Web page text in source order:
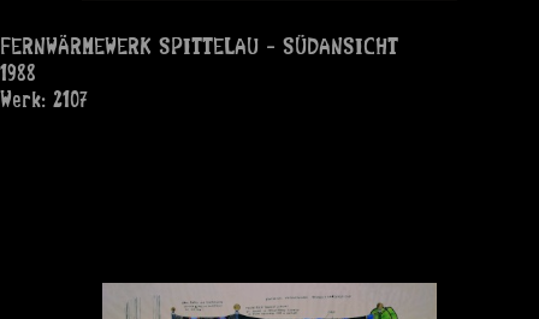
FERNWÄRMEWERK SPITTELAU - SÜDANSICHT
1988
Werk: 2107